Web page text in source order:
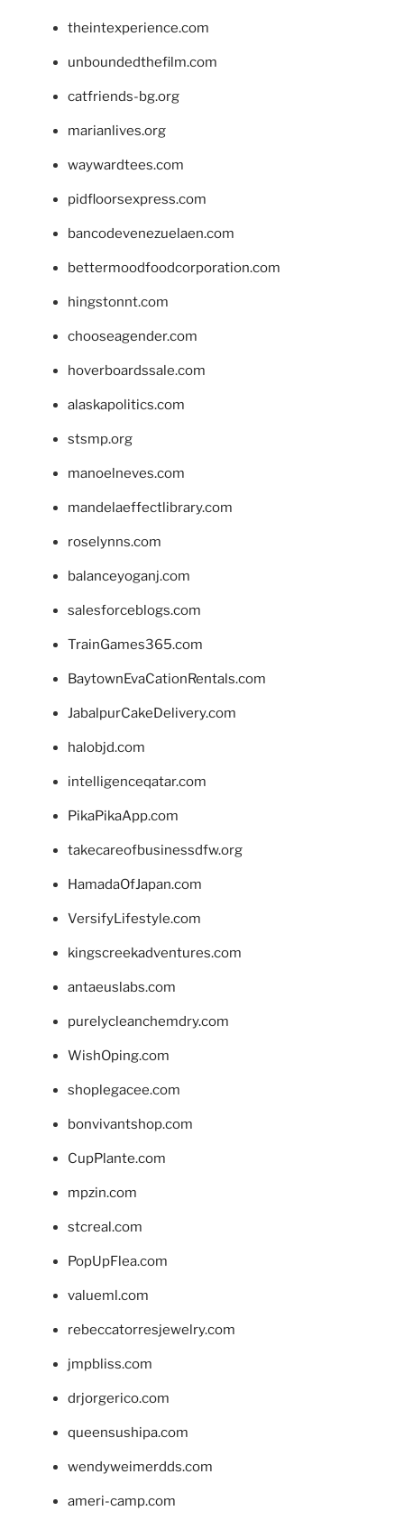
theintexperience.com
unboundedthefilm.com
catfriends-bg.org
marianlives.org
waywardtees.com
pidfloorsexpress.com
bancodevenezuelaen.com
bettermoodfoodcorporation.com
hingstonnt.com
chooseagender.com
hoverboardssale.com
alaskapolitics.com
stsmp.org
manoelneves.com
mandelaeffectlibrary.com
roselynns.com
balanceyoganj.com
salesforceblogs.com
TrainGames365.com
BaytownEvaCationRentals.com
JabalpurCakeDelivery.com
halobjd.com
intelligenceqatar.com
PikaPikaApp.com
takecareofbusinessdfw.org
HamadaOfJapan.com
VersifyLifestyle.com
kingscreekadventures.com
antaeuslabs.com
purelycleanchemdry.com
WishOping.com
shoplegacee.com
bonvivantshop.com
CupPlante.com
mpzin.com
stcreal.com
PopUpFlea.com
valueml.com
rebeccatorresjewelry.com
jmpbliss.com
drjorgerico.com
queensushipa.com
wendyweimerdds.com
ameri-camp.com